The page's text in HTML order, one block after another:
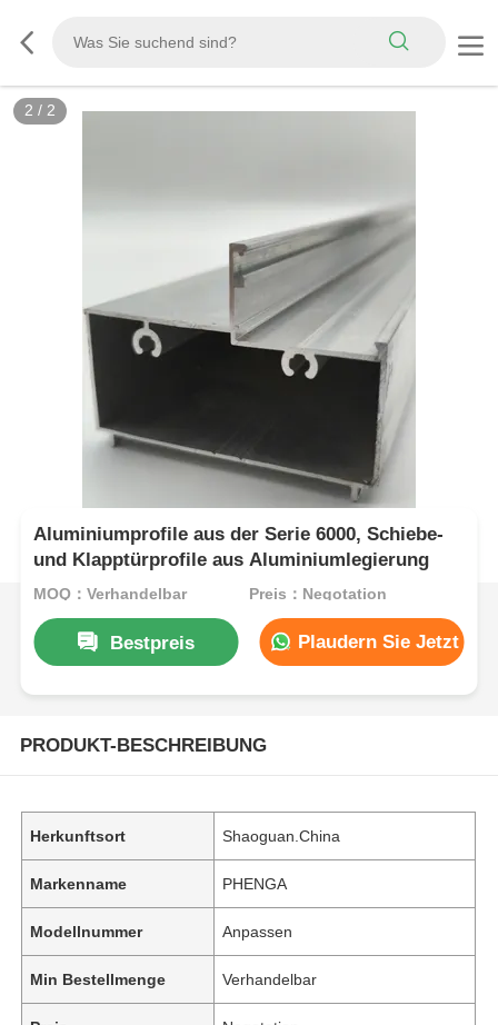
2 / 2
Aluminiumprofile aus der Serie 6000, Schiebe-
und Klapptürprofile aus Aluminiumlegierung
MOQ：Verhandelbar Preis：Negotation
Bestpreis Plaudern Sie Jetzt
PRODUKT-BESCHREIBUNG
Herkunftsort Shaoguan.China
Markenname PHENGA
Modellnummer Anpassen
Min Bestellmenge Verhandelbar